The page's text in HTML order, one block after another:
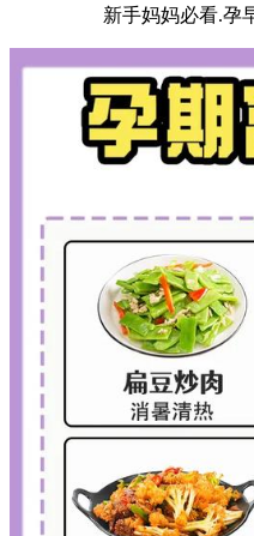
新手妈妈必看.孕